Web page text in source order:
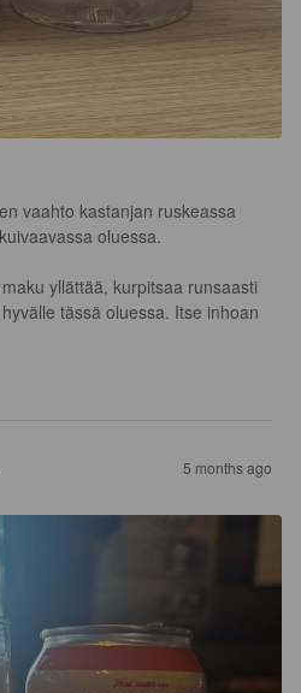
vaahto kastanjan ruskeassa
oluessa.
yllättää, kurpitsaa runsaasti
tässä oluessa. Itse inhoan
5 months ago